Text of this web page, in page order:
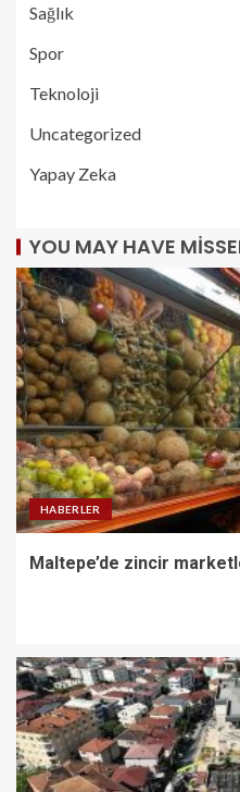
Sağlık
Spor
Teknoloji
Uncategorized
Yapay Zeka
YOU MAY HAVE
HABERLER
Maltepe’de zincir